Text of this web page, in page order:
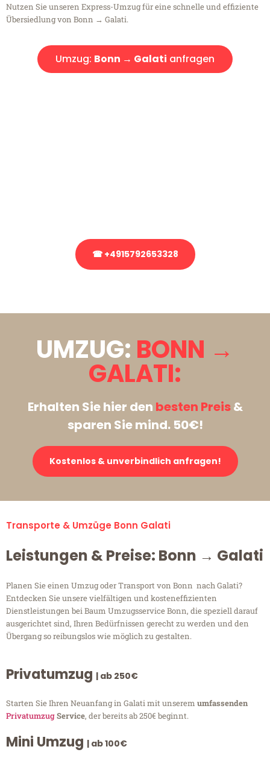
Nutzen Sie unseren Express-Umzug für eine schnelle und effiziente
Übersiedlung von Bonn → Galati.
Umzug: Bonn → Galati anfragen
☎ +4915792653328
UMZUG: BONN →
GALATI:
Erhalten Sie hier den besten Preis&
sparen Sie mind. 50€!
Kostenlos & unverbindlich anfragen!
Transporte & Umzüge Bonn Galati
Leistungen & Preise: Bonn → Galati
Planen Sie einen Umzug oder Transport von Bonn nach Galati?
Entdecken Sie unsere vielfältigen und kosteneffizienten
Dienstleistungen bei Baum Umzugsservice Bonn, die speziell darauf
ausgerichtet sind, Ihren Bedürfnissen gerecht zu werden und den
Übergang so reibungslos wie möglich zu gestalten.
Privatumzug | ab 250€
Starten Sie Ihren Neuanfang in Galati mit unserem umfassenden
PrivatumzugService, der bereits ab 250€ beginnt.
Mini Umzug | ab 100€